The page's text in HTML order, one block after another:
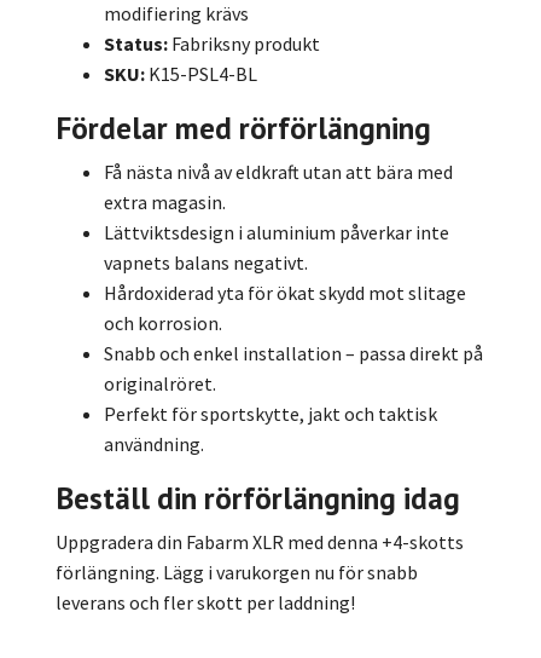
modifiering krävs
Status: Fabriksny produkt
SKU: K15-PSL4-BL
Fördelar med rörförlängning
Få nästa nivå av eldkraft utan att bära med
extra magasin.
Lättviktsdesign i aluminium påverkar inte
vapnets balans negativt.
Hårdoxiderad yta för ökat skydd mot slitage
och korrosion.
Snabb och enkel installation – passa direkt på
originalröret.
Perfekt för sportskytte, jakt och taktisk
användning.
Beställ din rörförlängning idag
Uppgradera din Fabarm XLR med denna +4-skotts
förlängning. Lägg i varukorgen nu för snabb
leverans och fler skott per laddning!